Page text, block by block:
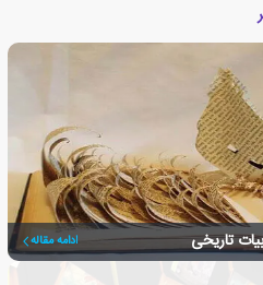
تاریخی ادامه مقاله